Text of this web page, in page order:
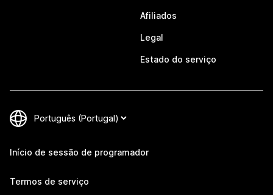
Afiliados
Legal
Estado do serviço
Início de sessão de programador
Termos de serviço